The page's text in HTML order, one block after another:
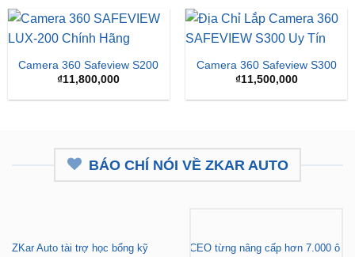
Camera 360 Safeview S200
₫11,800,000
Camera 360 Safeview S300
₫11,500,000
BÁO CHÍ NÓI VỀ ZKAR AUTO
ZKar Auto tài trợ học bổng kỹ
CEO từng nâng cấp hơn 7.000 ô